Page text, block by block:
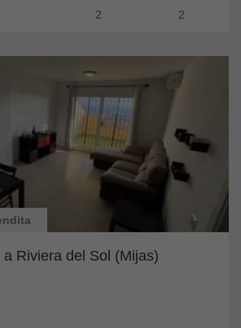
2
2
Riviera del Sol (Mijas)